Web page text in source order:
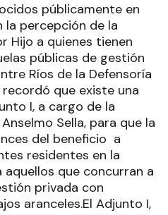
públicamente en
la percepción de la
Hijo a quienes tienen
públicas de gestión
Ríos de la Defensoría
que existe una
I, a cargo de la
Sella, para que la
del beneficio a
residentes en la
aquellos que concurran a
privada con
aranceles.El Adjunto I,